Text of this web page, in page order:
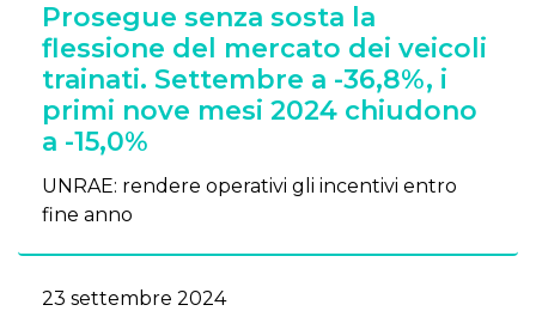
Prosegue senza sosta la
flessione del mercato dei veicoli
trainati. Settembre a -36,8%, i
primi nove mesi 2024 chiudono
a -15,0%
UNRAE: rendere operativi gli incentivi entro
fine anno
23 settembre 2024